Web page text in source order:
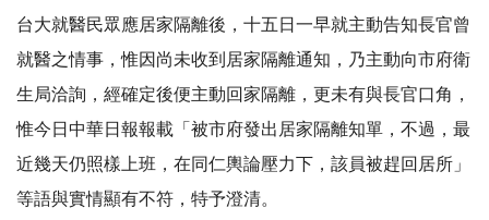
台大就醫民眾應居家隔離後，十五日一早就主動告知長官曾
就醫之情事，惟因尚未收到居家隔離通知，乃主動向市府衛
生局洽詢，經確定後便主動回家隔離，更未有與長官口角，
惟今日中華日報報載「被市府發出居家隔離知單，不過，最
近幾天仍照樣上班，在同仁輿論壓力下，該員被趕回居所」
等語與實情顯有不符，特予澄清。